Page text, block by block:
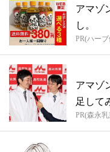
アマゾ
し。
PR(ハー
アマゾ
足して
PR(森永